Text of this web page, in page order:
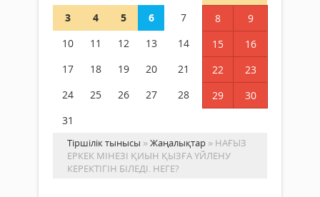
3
4 5 6 7 8
9
10
11 12 13 14 15
16
17
18 19 20 21 22
23
24
25 26 27 28 29
30
31
Тіршілік тынысы »Жаңалықтар » НАҒЫЗ
ЕРКЕК МІНЕЗІ ҚИЫН ҚЫЗҒА ҮЙЛЕНУ
КЕРЕКТІГІН БІЛЕДІ. НЕГЕ?